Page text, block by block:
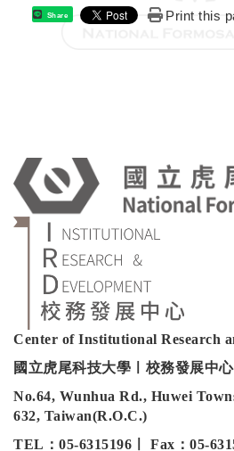
Share Print this
Center of Institutional Research
國立虎尾科技大學ㅣ校務發展中
No.64, Wunhua Rd., Huwei
632, Taiwan(R.O.C.)
TEL：05-6315196ㅣ Fax：05-